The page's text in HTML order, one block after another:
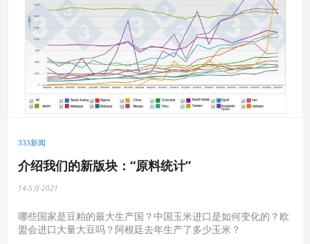
333新闻
介绍我们的新版块：“原料统计”
14-5月-2021
哪些国家是豆粕的最大生产国？中国玉米进口是如何变化的？欧
盟会进口大量大豆吗？阿根廷去年生产了多少玉米？